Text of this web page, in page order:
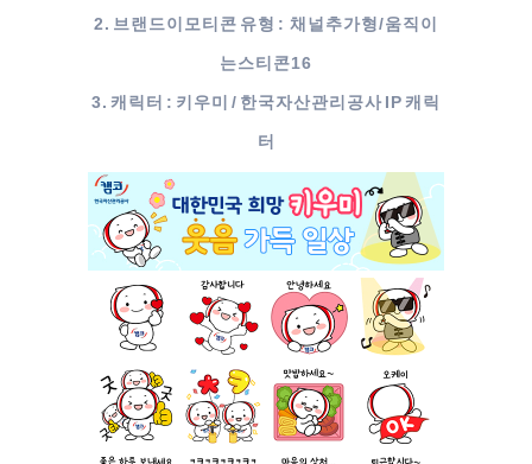
2. 브랜드이모티콘 유형 : 채널추가형/움직이
는스티콘16
3. 캐릭터 : 키우미 / 한국자산관리공사 IP 캐릭
터